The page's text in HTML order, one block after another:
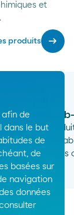
de
dans le but
de
de
basées sur
navigation
données
et
produits arrow_right_alt
LAB
premières